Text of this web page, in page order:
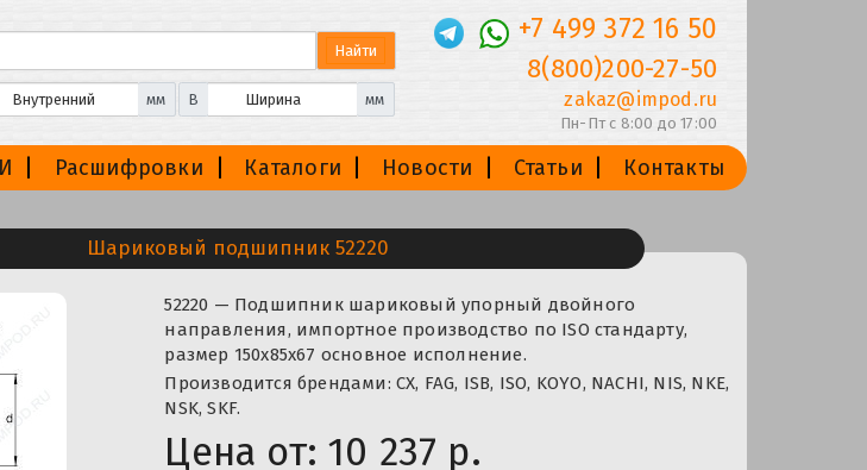
мм B мм
+7 499 372 16 50
8(800)200-27-50
zakaz@impod.ru
Пн-Пт с 8:00 до 17:00
Расшифровки Каталоги Новости Статьи Контакты
Шариковый подшипник 52220
52220 — Подшипник шариковый упорный двойного
направления, импортное производство по ISO стандарту,
размер 150x85x67 основное исполнение.
Производится брендами: CX, FAG, ISB, ISO, KOYO, NACHI, NIS, NKE,
NSK, SKF.
Цена от: 10 237 р.